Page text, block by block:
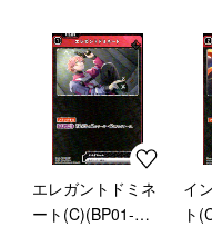
エレガントドミネ
ート(C)(BP01-
イ
ト